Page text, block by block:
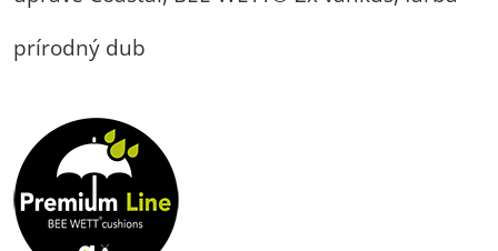
prírodný dub